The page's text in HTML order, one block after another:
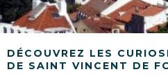
DÉCOUVREZ LES
DE SAINT VINCENT DE